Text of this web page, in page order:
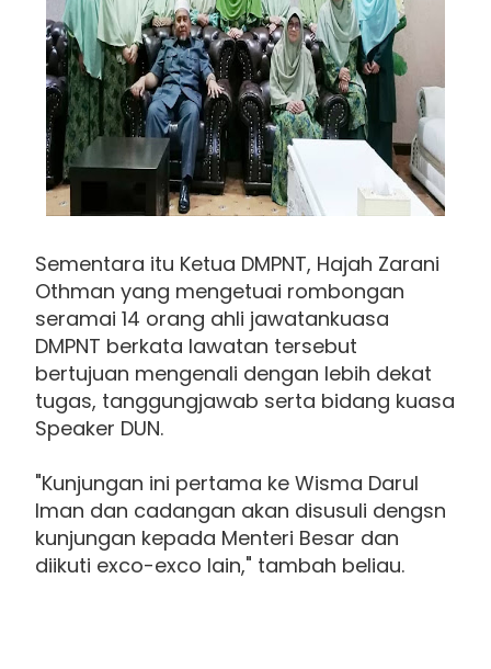
Sementara itu Ketua DMPNT, Hajah Zarani
Othman yang mengetuai rombongan
seramai 14 orang ahli jawatankuasa
DMPNT berkata lawatan tersebut
bertujuan mengenali dengan lebih dekat
tugas, tanggungjawab serta bidang kuasa
Speaker DUN.
"Kunjungan ini pertama ke Wisma Darul
Iman dan cadangan akan disusuli dengsn
kunjungan kepada Menteri Besar dan
diikuti exco-exco lain," tambah beliau.